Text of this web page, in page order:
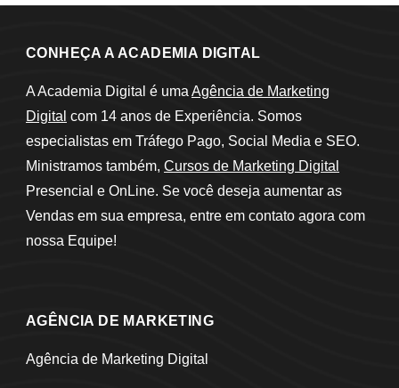
CONHEÇA A ACADEMIA DIGITAL
A Academia Digital é umaAgência de Marketing
Digital com 14 anos de Experiência. Somos
especialistas em Tráfego Pago, Social Media e SEO.
Ministramos também, Cursos de Marketing Digital
Presencial e OnLine. Se você deseja aumentar as
Vendas em sua empresa, entre em contato agora com
nossa Equipe!
AGÊNCIA DE MARKETING
Agência de Marketing Digital